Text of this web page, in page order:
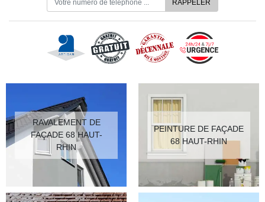
RAVALEMENT DE
FAÇADE 68 HAUT-
RHIN
PEINTURE DE FAÇADE
68 HAUT-RHIN